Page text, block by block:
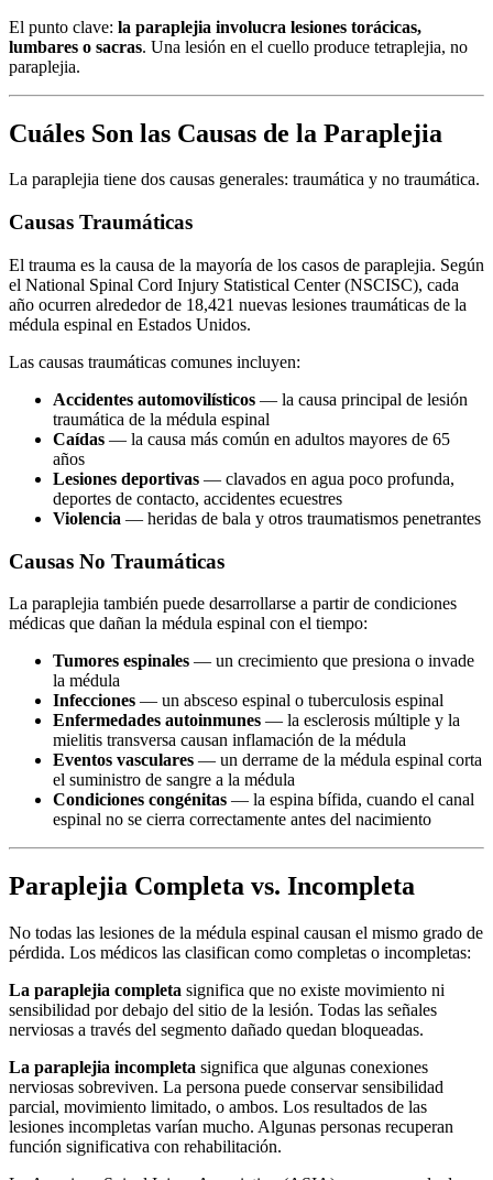
El punto clave: la paraplejia involucra lesiones torácicas,
lumbares o sacras. Una lesión en el cuello produce tetraplejia, no
paraplejia.
Cuáles Son las Causas de la Paraplejia
La paraplejia tiene dos causas generales: traumática y no traumática.
Causas Traumáticas
El trauma es la causa de la mayoría de los casos de paraplejia. Según
el National Spinal Cord Injury Statistical Center (NSCISC), cada
año ocurren alrededor de 18,421 nuevas lesiones traumáticas de la
médula espinal en Estados Unidos.
Las causas traumáticas comunes incluyen:
Accidentes automovilísticos — la causa principal de lesión
traumática de la médula espinal
Caídas — la causa más común en adultos mayores de 65
años
Lesiones deportivas — clavados en agua poco profunda,
deportes de contacto, accidentes ecuestres
Violencia — heridas de bala y otros traumatismos penetrantes
Causas No Traumáticas
La paraplejia también puede desarrollarse a partir de condiciones
médicas que dañan la médula espinal con el tiempo:
Tumores espinales — un crecimiento que presiona o invade
la médula
Infecciones — un absceso espinal o tuberculosis espinal
Enfermedades autoinmunes — la esclerosis múltiple y la
mielitis transversa causan inflamación de la médula
Eventos vasculares — un derrame de la médula espinal corta
el suministro de sangre a la médula
Condiciones congénitas — la espina bífida, cuando el canal
espinal no se cierra correctamente antes del nacimiento
Paraplejia Completa vs. Incompleta
No todas las lesiones de la médula espinal causan el mismo grado de
pérdida. Los médicos las clasifican como completas o incompletas:
La paraplejia completa significa que no existe movimiento ni
sensibilidad por debajo del sitio de la lesión. Todas las señales
nerviosas a través del segmento dañado quedan bloqueadas.
La paraplejia incompleta significa que algunas conexiones
nerviosas sobreviven. La persona puede conservar sensibilidad
parcial, movimiento limitado, o ambos. Los resultados de las
lesiones incompletas varían mucho. Algunas personas recuperan
función significativa con rehabilitación.